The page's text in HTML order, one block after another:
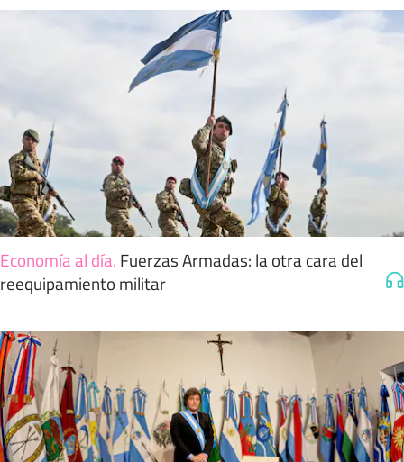
Economía al día. Fuerzas Armadas: la otra cara del
reequipamiento militar